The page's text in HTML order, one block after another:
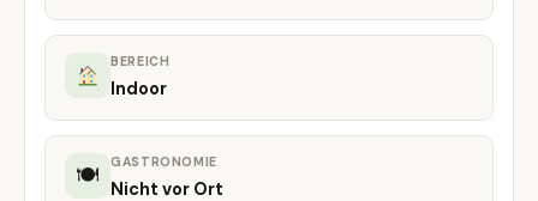
BEREICH
Indoor
🍽 GASTRONOMIE
Nicht vor Ort